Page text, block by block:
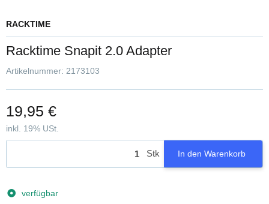
RACKTIME
Racktime Snapit 2.0 Adapter
Artikelnummer: 2173103
19,95 €
inkl. 19% USt.
Stk In den Warenkorb
verfügbar